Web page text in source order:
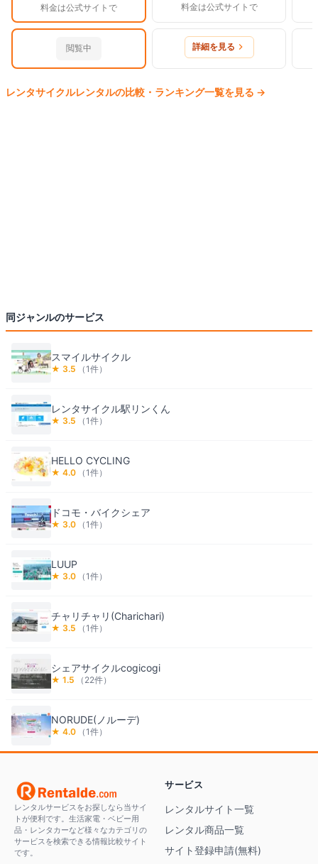
料金は公式サイトで 料金は公式サイトで
閲覧中 詳細を見る
レンタサイクルレンタルの比較・ランキング一覧を見る →
同ジャンルのサービス
スマイルサイクル
★ 3.5 （1件）
レンタサイクル駅リンくん
★ 3.5 （1件）
HELLO CYCLING
★ 4.0 （1件）
ドコモ・バイクシェア
★ 3.0 （1件）
LUUP
★ 3.0 （1件）
チャリチャリ(Charichari)
★ 3.5 （1件）
シェアサイクルcogicogi
★ 1.5 （ 22件）
NORUDE(ノルーデ)
★ 4.0 （1件）
レンタルサービスをお探しなら当サイ
トが便利です。生活家電・ベビー用
品・レンタカーなど様々なカテゴリの
サービスを検索できる情報比較サイト
です。
サービス
レンタルサイト一覧
レンタル商品一覧
サイト登録申請(無料)